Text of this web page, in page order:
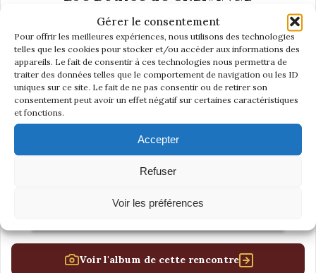
Gérer le consentement
Pour offrir les meilleures expériences, nous utilisons des technologies
telles que les cookies pour stocker et/ou accéder aux informations des
appareils. Le fait de consentir à ces technologies nous permettra de
traiter des données telles que le comportement de navigation ou les ID
uniques sur ce site. Le fait de ne pas consentir ou de retirer son
consentement peut avoir un effet négatif sur certaines caractéristiques
et fonctions.
Accepter
Refuser
Voir les préférences
Voir l'album de cette rencontre